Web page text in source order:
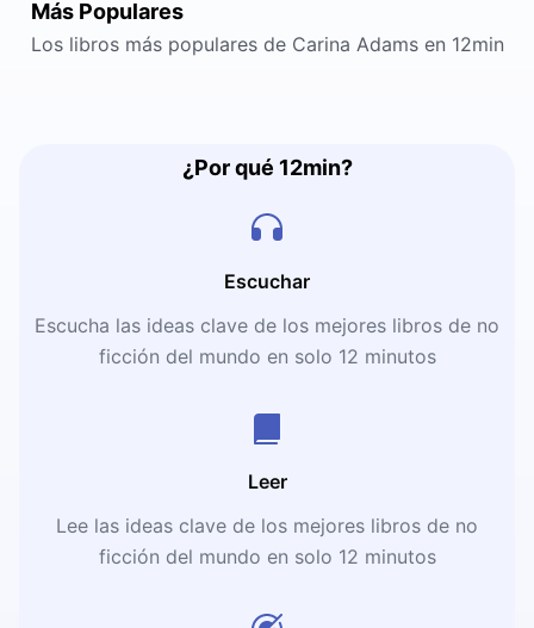
Más Populares
Los libros más populares de Carina Adams en 12min
¿Por qué 12min?
Escuchar
Escucha las ideas clave de los mejores libros de no
ficción del mundo en solo 12 minutos
Leer
Lee las ideas clave de los mejores libros de no
ficción del mundo en solo 12 minutos